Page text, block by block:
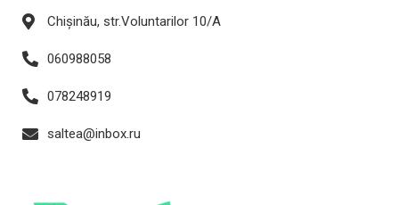
Chișinău, str.Voluntarilor 10/A
060988058
078248919
saltea@inbox.ru